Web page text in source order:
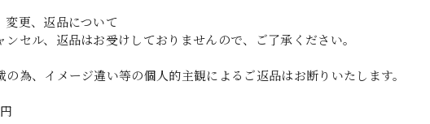
変更、返品について
ンセル、返品はお受けしておりませんので、ご了承ください。
為、イメージ違い等の個人的主観によるご返品はお断りいたします。